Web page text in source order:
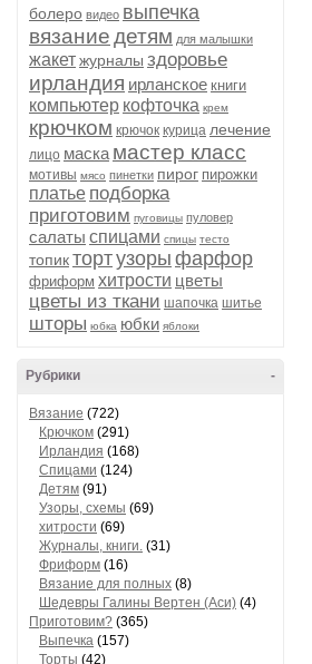
болеро видео выпечка
вязаниедетям для малышки
жакетжурналы здоровье
ирландия ирланское книги
компьютер кофточка крем
крючком крючок курица лечение
лицо маска мастер класс
мотивы мясо пинетки пирог пирожки
платье подборка
приготовим пуговицы пуловер
салаты спицами спицы тесто
топиктортузоры фарфор
фриформ хитрости цветы
цветы из ткани шапочка шитье
шторы юбка юбки яблоки
-
Рубрики
Вязание (722)
Крючком (291)
Ирландия (168)
Спицами (124)
Детям (91)
Узоры, схемы (69)
хитрости (69)
Журналы, книги. (31)
Фриформ (16)
Вязание для полных (8)
Шедевры Галины Вертен (Аси) (4)
Приготовим? (365)
Выпечка (157)
Торты (42)